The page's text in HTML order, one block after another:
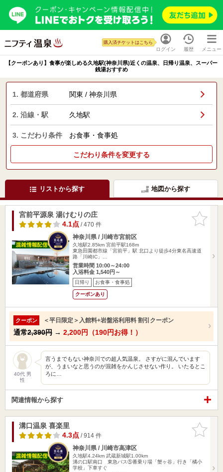
ログイン
購入済チケットはこちら
履歴 メニュー
【クーポンあり】食事が楽しめる久地駅(神奈川県)近くの温泉、日帰り温泉、スーパー
銭湯おすすめ
1. 都道府県 関東 / 神奈川県
2. 沿線・駅 久地駅
3. こだわり条件 お食事・食事処
こだわり条件を変更する
リストから探す 地図から探す
お気に入
りに追加
宮前平源泉 湯けむりの庄
4.1点/ 470 件
神奈川県 / 川崎市宮前区
久地駅2.85km 宮前平駅168m
東急田園都市線「宮前平」駅 北口より徒歩4分東名高速道
路「川崎IC」…
営業時間 10:00～24:00
入浴料金 1,540円～
日帰り お食事・食事処
クーポンあり
クーポン ＜平日限定＞入館料+岩盤浴利用料 割引クーポン
通常2,390円 → 2,200円（190円お得！）
40代 男
性
言うまでもない神奈川での超人気温泉。 さすがに混んでいます
が、うまいなと思うのが混雑をかんじさせない作り。 いたるとこ
ろに…
関連情報から探す
お気に入
りに追加
溝口温泉 喜楽里
4.3点/ 914 件
神奈川県 / 川崎市高津区
久地駅4.24km 武蔵新城駅1.00km
溝の口駅南口 東急バス⑤番乗り場「蟹ヶ谷」行き「橘小
学校」下車すぐ